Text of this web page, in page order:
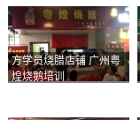
方学员烧腊店铺 广州粤
煌烧鹅培训